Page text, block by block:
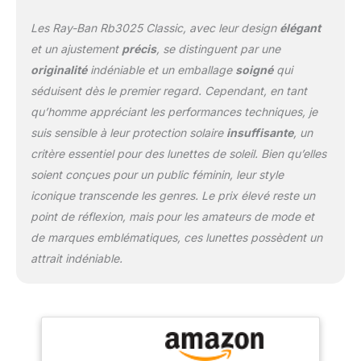
lien Ray-Ban au-dessus
du titre du produit pour
acheter l'ensemble de la
gamme de lunettes de
soleil et de lunettes Ray-
Ban
Les Ray-Ban Rb3025 Classic, avec leur design élégant
et un ajustement précis, se distinguent par une
originalitéindéniable et un emballage soignéqui
séduisent dès le premier regard. Cependant, en tant
qu’homme appréciant les performances techniques, je
suis sensible à leur protection solaire insuffisante, un
critère essentiel pour des lunettes de soleil. Bien qu’elles
soient conçues pour un public féminin, leur style
iconique transcende les genres. Le prix élevé reste un
point de réflexion, mais pour les amateurs de mode et
de marques emblématiques, ces lunettes possèdent un
attrait indéniable.